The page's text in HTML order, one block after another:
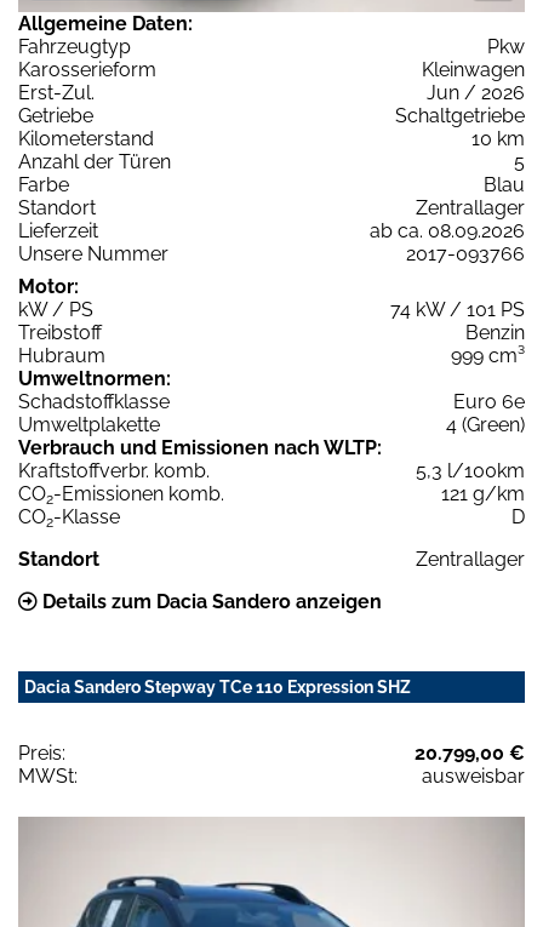
Allgemeine Daten:
Fahrzeugtyp
Pkw
Karosserieform
Kleinwagen
Erst-Zul.
Jun / 2026
Getriebe
Schaltgetriebe
Kilometerstand
10 km
Anzahl der Türen
5
Farbe
Blau
Standort
Zentrallager
Lieferzeit
ab ca. 08.09.2026
Unsere Nummer
2017-093766
Motor:
kW / PS
74 kW / 101 PS
Treibstoff
Benzin
Hubraum
999 cm³
Umweltnormen:
Schadstoffklasse
Euro 6e
Umweltplakette
4 (Green)
Verbrauch und Emissionen nach WLTP:
Kraftstoffverbr. komb.
5,3 l/100km
CO2-Emissionen komb.
121 g/km
CO2-Klasse
D
Standort
Zentrallager
Details zum Dacia Sandero anzeigen
Dacia Sandero Stepway TCe 110 Expression SHZ
Preis:
20.799,00 €
MWSt:
ausweisbar